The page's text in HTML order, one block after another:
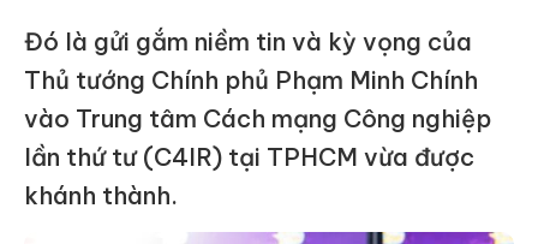
Đó là gửi gắm niềm tin và kỳ vọng của
Thủ tướng Chính phủ Phạm Minh Chính
vào Trung tâm Cách mạng Công nghiệp
lần thứ tư (C4IR) tại TPHCM vừa được
khánh thành.